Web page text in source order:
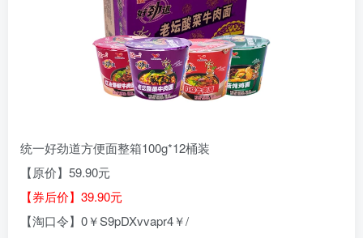
统一好劲道方便面整箱100g*12桶装
【原价】59.90元
【券后价】39.90元
【淘口令】0￥S9pDXvvapr4￥/